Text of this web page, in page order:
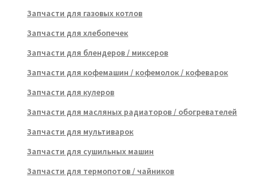
Запчасти для газовых котлов
Запчасти для хлебопечек
Запчасти для блендеров / миксеров
Запчасти для кофемашин / кофемолок / кофеварок
Запчасти для кулеров
Запчасти для масляных радиаторов / обогревателей
Запчасти для мультиварок
Запчасти для сушильных машин
Запчасти для термопотов / чайников